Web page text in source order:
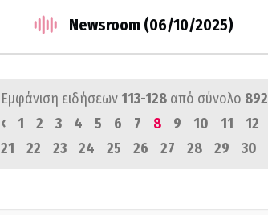
Newsroom (06/10/2025)
Εμφάνιση ειδήσεων113-128 από σύνολο 892
‹
1 2 3 4 5 6 7 8 9 10 11 12
21
22 23 24 25 26 27 28 29 30